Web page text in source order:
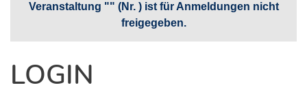
Veranstaltung "" (Nr. ) ist für Anmeldungen nicht
freigegeben.
LOGIN